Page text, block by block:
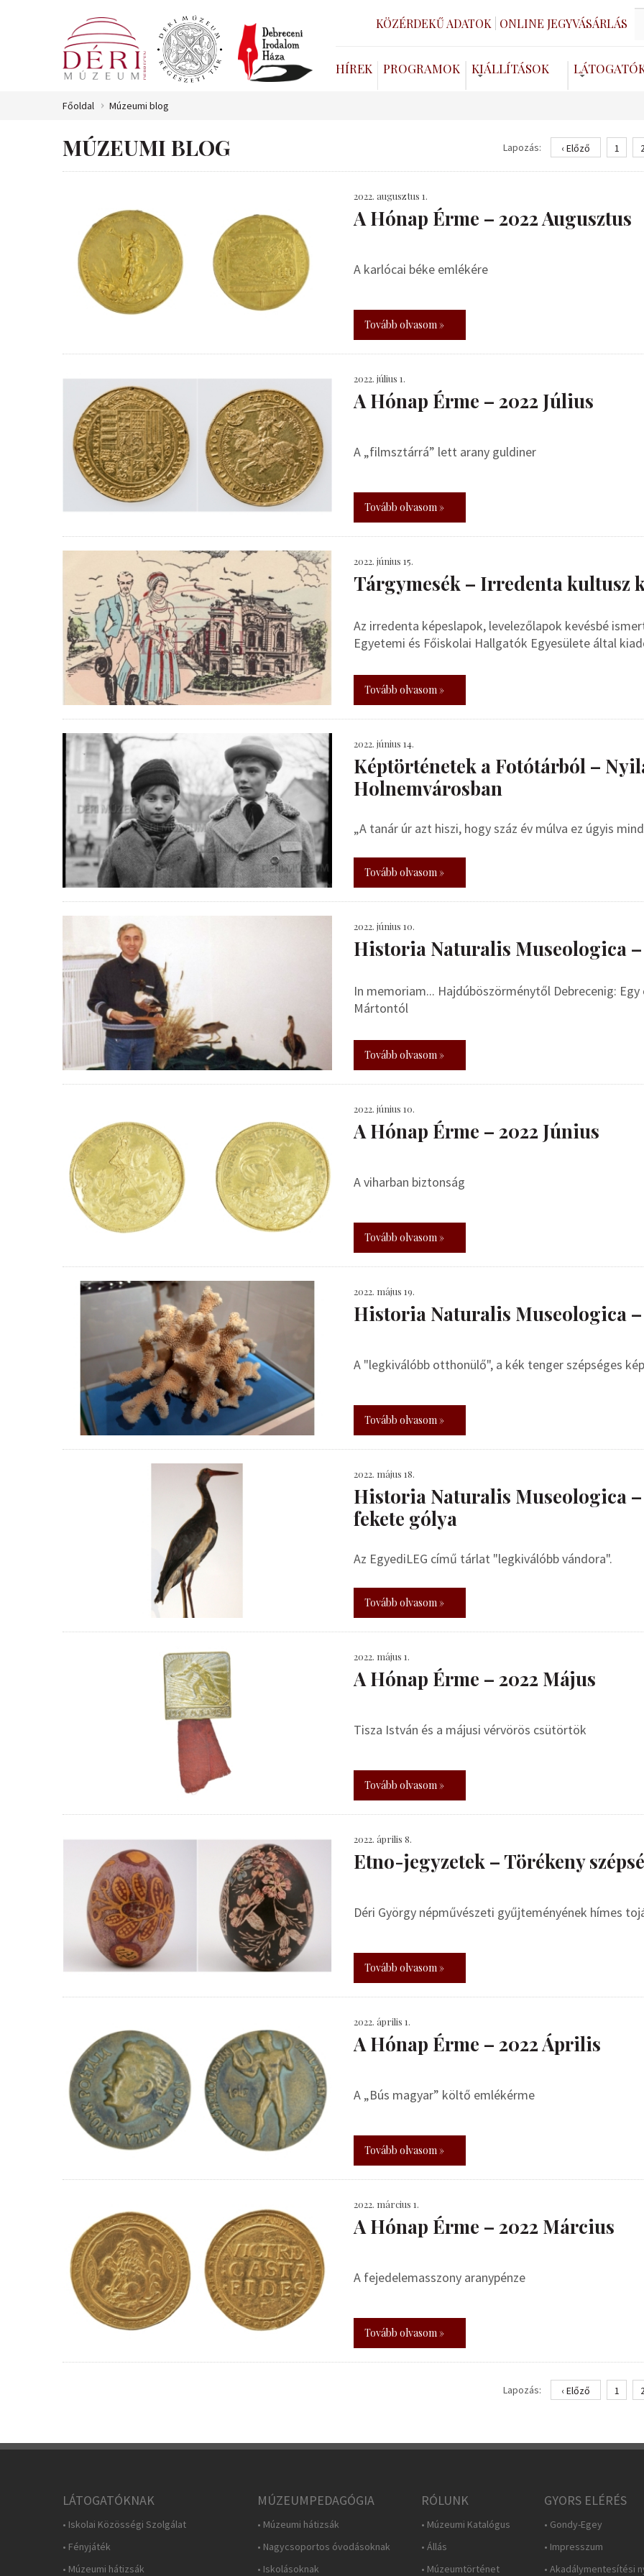
KÖZÉRDEKŰ ADATOK ONLINE JEGYVÁSÁRLÁS
HÍREK PROGRAMOK KIÁLLÍTÁSOK
Főoldal Múzeumi blog
MÚZEUMI BLOG Lapozás: ‹ Előző 1
2022. augusztus 1.
A Hónap Érme – 2022 Augusztus
A karlócai béke emlékére
Tovább olvasom »
2022. július 1.
A Hónap Érme – 2022 Július
A „filmsztárrá” lett arany guldiner
Tovább olvasom »
2022. június 15.
Tárgymesék – Irredenta kultusz
Az irredenta képeslapok, levelezőlapok kevésbé
Egyetemi és Főiskolai Hallgatók Egyesülete által
Tovább olvasom »
2022. június 14.
Képtörténetek a Fotótárból –
Holnemvárosban
„A tanár úr azt hiszi, hogy száz év múlva ez úgyis
Tovább olvasom »
2022. június 10.
Historia Naturalis Museologica
In memoriam... Hajdúböszörménytől Debrecenig:
Mártontól
Tovább olvasom »
2022. június 10.
A Hónap Érme – 2022 Június
A viharban biztonság
Tovább olvasom »
2022. május 19.
Historia Naturalis Museologica
A "legkiválóbb otthonülő", a kék tenger szépséges
Tovább olvasom »
2022. május 18.
Historia Naturalis Museologica
fekete gólya
Az EgyediLEG című tárlat "legkiválóbb vándora".
Tovább olvasom »
2022. május 1.
A Hónap Érme – 2022 Május
Tisza István és a májusi vérvörös csütörtök
Tovább olvasom »
2022. április 8.
Etno-jegyzetek – Törékeny
Déri György népművészeti gyűjteményének hímes
Tovább olvasom »
2022. április 1.
A Hónap Érme – 2022 Április
A „Bús magyar” költő emlékérme
Tovább olvasom »
2022. március 1.
A Hónap Érme – 2022 Március
A fejedelemasszony aranypénze
Tovább olvasom »
Lapozás: ‹ Előző 1
LÁTOGATÓKNAK
• Iskolai Közösségi Szolgálat
• Fényjáték
• Múzeumi hátizsák
MÚZEUMPEDAGÓGIA
• Múzeumi hátizsák
• Nagycsoportos óvodásoknak
• Iskolásoknak
RÓLUNK
• Múzeumi Katalógus
• Állás
• Múzeumtörténet
GYORS ELÉRÉS
• Gondy-Egey
• Impresszum
• Akadálymentesítési